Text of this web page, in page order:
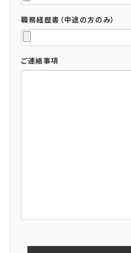
職務経歴書（中途の方のみ）
ご連絡事項